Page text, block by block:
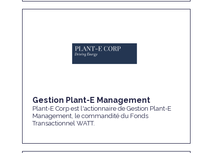
Gestion Plant-E Management
Plant-E Corp est l'actionnaire de Gestion Plant-E
Management, le commandité du Fonds
Transactionnel WATT.